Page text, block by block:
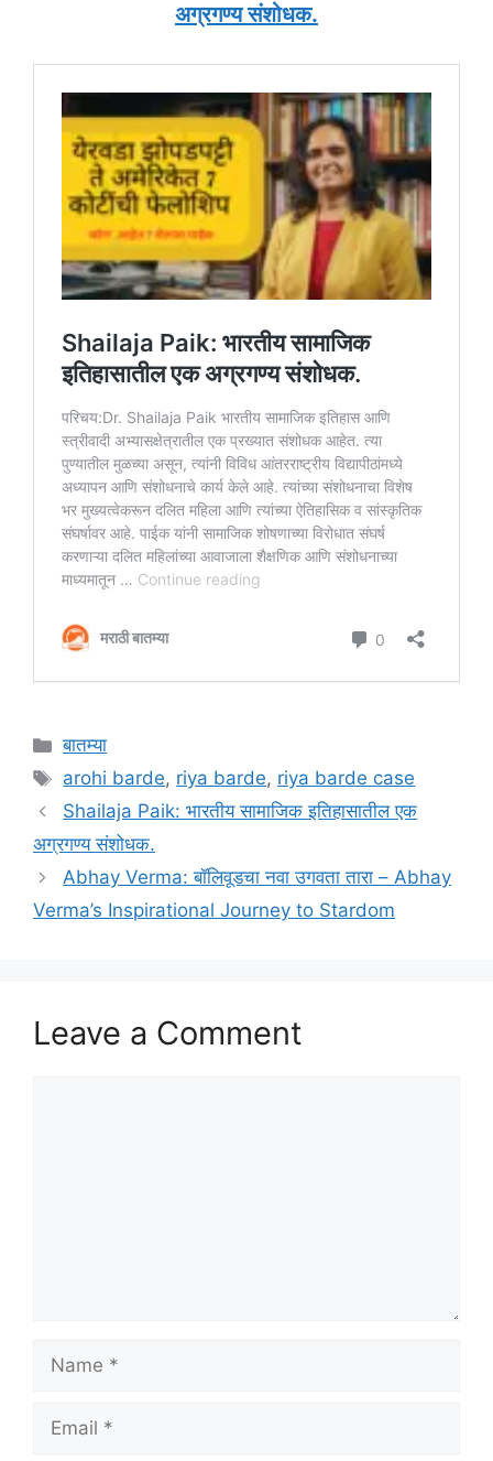
अग्रगण्य संशोधक.
Categories
बातम्या
Tags
arohi barde, riya barde, riya barde case
Shailaja Paik: भारतीय सामाजिक इतिहासातील एक
अग्रगण्य संशोधक.
Abhay Verma: बॉलिवूडचा नवा उगवता तारा – Abhay
Verma’s Inspirational Journey to Stardom
Leave a Comment
Name
Email